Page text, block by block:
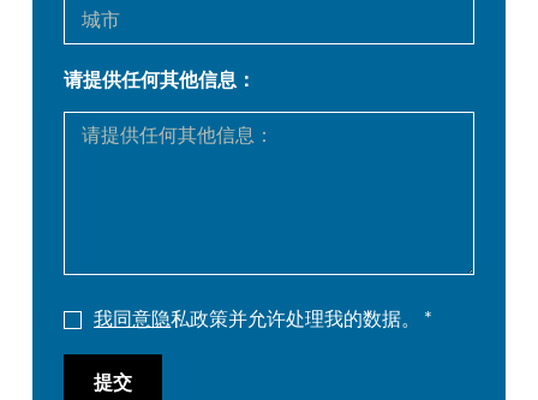
请提供任何其他信息：
我同意隐私政策并允许处理我的数据。
提交
ES